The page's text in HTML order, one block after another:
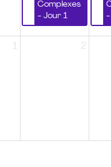
Complexes
- Jour 1
-
1 2